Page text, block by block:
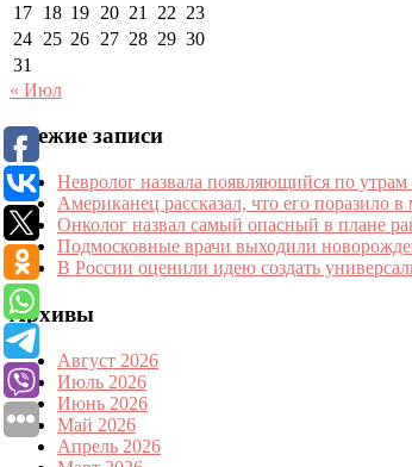
17 18 19 20 21 22 23
24 25 26 27 28 29 30
31
« Июл
Свежие записи
Невролог назвала появляющийся по
Американец рассказал, что его поразило
Онколог назвал самый опасный в плане
Подмосковные врачи выходили
В России оценили идею создать
Архивы
Август 2026
Июль 2026
Июнь 2026
Май 2026
Апрель 2026